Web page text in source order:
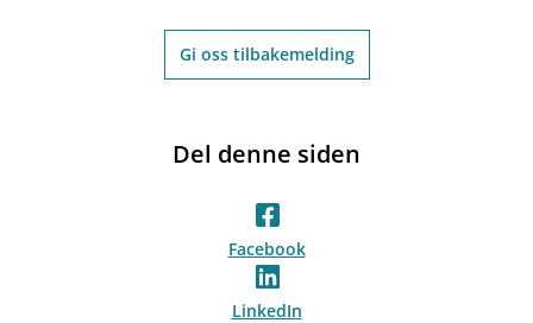
Gi oss tilbakemelding
Del denne siden
Facebook
LinkedIn